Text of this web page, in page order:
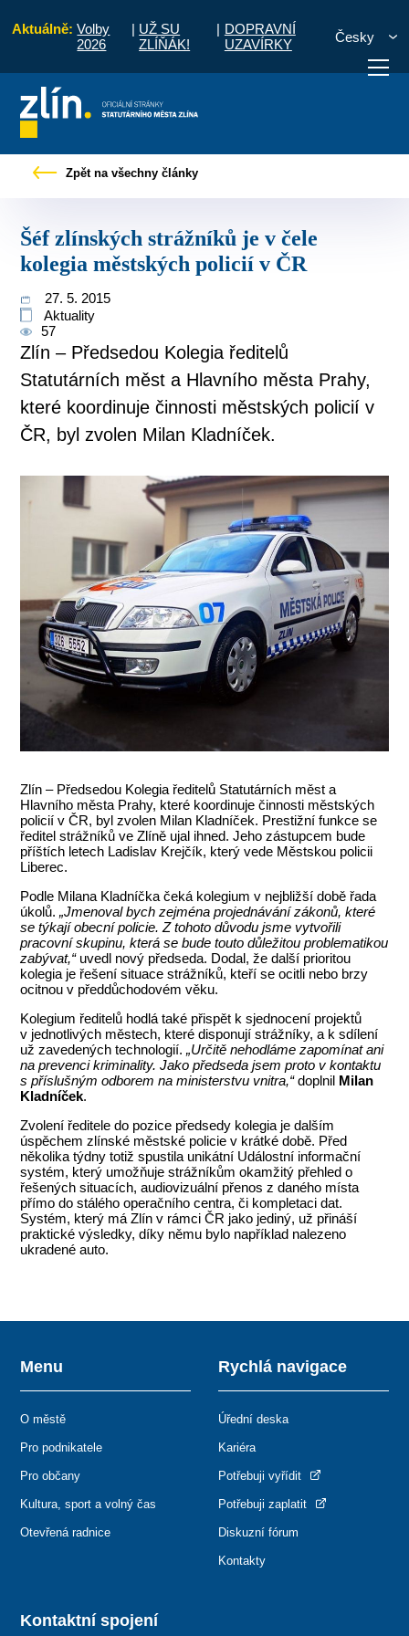
Aktuálně: Volby
2026
| UŽ SU
ZLÍŇÁK!
| DOPRAVNÍ
UZAVÍRKY
Česky
vyřídit Potřebuji zaplatit
Zpět na všechny články
Šéf zlínských strážníků je v čele
kolegia městských policií v ČR
27. 5. 2015
Aktuality
57
Zlín – Předsedou Kolegia ředitelů
Statutárních měst a Hlavního města Prahy,
které koordinuje činnosti městských policií v
ČR, byl zvolen Milan Kladníček.
Zlín – Předsedou Kolegia ředitelů Statutárních měst a
Hlavního města Prahy, které koordinuje činnosti městských
policií v ČR, byl zvolen Milan Kladníček. Prestižní funkce se
ředitel strážníků ve Zlíně ujal ihned. Jeho zástupcem bude
příštích letech Ladislav Krejčík, který vede Městskou policii
Liberec.
Podle Milana Kladníčka čeká kolegium v nejbližší době řada
úkolů.„Jmenoval bych zejména projednávání zákonů, které
se týkají obecní policie. Z tohoto důvodu jsme vytvořili
pracovní skupinu, která se bude touto důležitou problematikou
zabývat,“uvedl nový předseda. Dodal, že další prioritou
kolegia je řešení situace strážníků, kteří se ocitli nebo brzy
ocitnou v předdůchodovém věku.
Kolegium ředitelů hodlá také přispět k sjednocení projektů
v jednotlivých městech, které disponují strážníky, a k sdílení
už zavedených technologií.„Určitě nehodláme zapomínat ani
na prevenci kriminality. Jako předseda jsem proto v kontaktu
s příslušným odborem na ministerstvu vnitra,“doplnil Milan
Kladníček.
Zvolení ředitele do pozice předsedy kolegia je dalším
úspěchem zlínské městské policie v krátké době. Před
několika týdny totiž spustila unikátní Událostní informační
systém, který umožňuje strážníkům okamžitý přehled o
řešených situacích, audiovizuální přenos z daného místa
přímo do stálého operačního centra, či kompletaci dat.
Systém, který má Zlín v rámci ČR jako jediný, už přináší
praktické výsledky, díky němu bylo například nalezeno
ukradené auto.
Kontaktní spojení
Menu
O městě
Pro podnikatele
Pro občany
Kultura, sport a volný čas
Otevřená radnice
Rychlá navigace
Úřední deska
Kariéra
Potřebuji vyřídit
Potřebuji zaplatit
Diskuzní fórum
Kontakty